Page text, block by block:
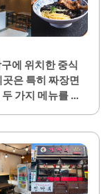
다. 점심시간에
님들이 찾는 인기
즐길 수 있으며,
모델링을 통해
단위 손님이 많
에 위치한 중식
은 특히 짜장면
가지 메뉴를 즐
메뉴로, 해물과
사를 제공합니
가 아늑하여, 편
곳은 직장인들